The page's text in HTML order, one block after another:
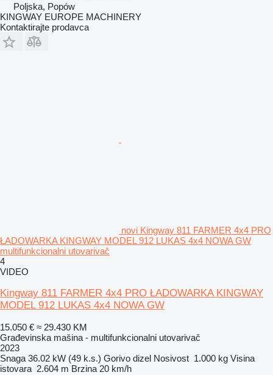
Poljska, Popów
KINGWAY EUROPE MACHINERY
Kontaktirajte prodavca
novi Kingway 811 FARMER 4x4 PRO
ŁADOWARKA KINGWAY MODEL 912 LUKAS 4x4 NOWA GW
multifunkcionalni utovarivač
4
VIDEO
Kingway 811 FARMER 4x4 PRO ŁADOWARKA KINGWAY
MODEL 912 LUKAS 4x4 NOWA GW
15.050 € ≈ 29.430 KM
Građevinska mašina - multifunkcionalni utovarivač
2023
Snaga 36.02 kW (49 k.s.) Gorivo dizel Nosivost 1.000 kg Visina
istovara 2.604 m Brzina 20 km/h